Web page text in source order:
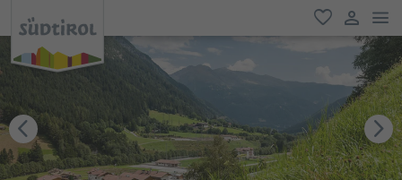
favoriti
user link